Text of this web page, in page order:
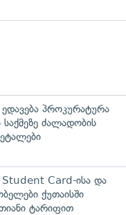
პროკურატურა
საქმეზე ძალადობის
Student Card-ისა და
ქუთაისში
ტარიფით